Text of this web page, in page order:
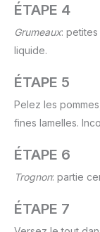
ÉTAPE 4
Grumeaux:
liquide.
ÉTAPE 5
Pelez les
fines lamelles.
ÉTAPE 6
Trognon: partie
ÉTAPE 7